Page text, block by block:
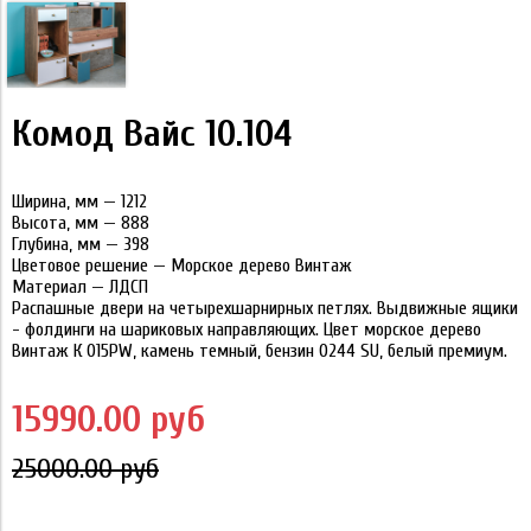
Комод Вайс 10.104
Ширина, мм — 1212
Высота, мм — 888
Глубина, мм — 398
Цветовое решение — Морское дерево Винтаж
Материал — ЛДСП
Распашные двери на четырехшарнирных петлях. Выдвижные ящики
- фолдинги на шариковых направляющих. Цвет морское дерево
Винтаж К 015PW, камень темный, бензин 0244 SU, белый премиум.
15990.00 руб
25000.00 руб